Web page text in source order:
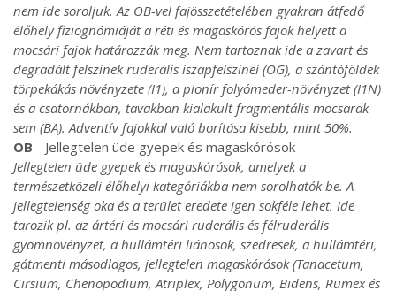
nem ide soroljuk. Az OB-vel fajösszetételében gyakran átfedő
élőhely fiziognómiáját a réti és magaskórós fajok helyett a
mocsári fajok határozzák meg. Nem tartoznak ide a zavart és
degradált felszínek ruderális iszapfelszínei (OG), a szántóföldek
törpekákás növényzete (I1), a pionír folyómeder-növényzet (I1N)
és a csatornákban, tavakban kialakult fragmentális mocsarak
sem (BA). Adventív fajokkal való borítása kisebb, mint 50%.
OB - Jellegtelen üde gyepek és magaskórósok
Jellegtelen üde gyepek és magaskórósok, amelyek a
természetközeli élőhelyi kategóriákba nem sorolhatók be. A
jellegtelenség oka és a terület eredete igen sokféle lehet. Ide
tarozik pl. az ártéri és mocsári ruderális és félruderális
gyomnövényzet, a hullámtéri liánosok, szedresek, a hullámtéri,
gátmenti másodlagos, jellegtelen magaskórósok (Tanacetum,
Cirsium, Chenopodium, Atriplex, Polygonum, Bidens, Rumex és